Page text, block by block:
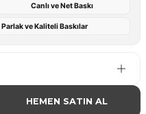
Canlı ve Net Baskı
ve Kaliteli Baskılar
HEMEN SATIN AL